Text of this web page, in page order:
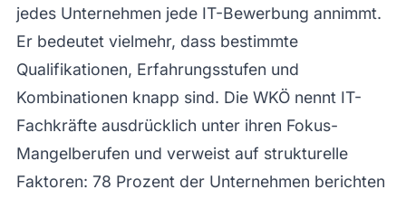
jedes Unternehmen jede IT-Bewerbung annimmt.
Er bedeutet vielmehr, dass bestimmte
Qualifikationen, Erfahrungsstufen und
Kombinationen knapp sind. Die WKÖ nennt IT-
Fachkräfte ausdrücklich unter ihren Fokus-
Mangelberufen und verweist auf strukturelle
Faktoren: 78 Prozent der Unternehmen berichten